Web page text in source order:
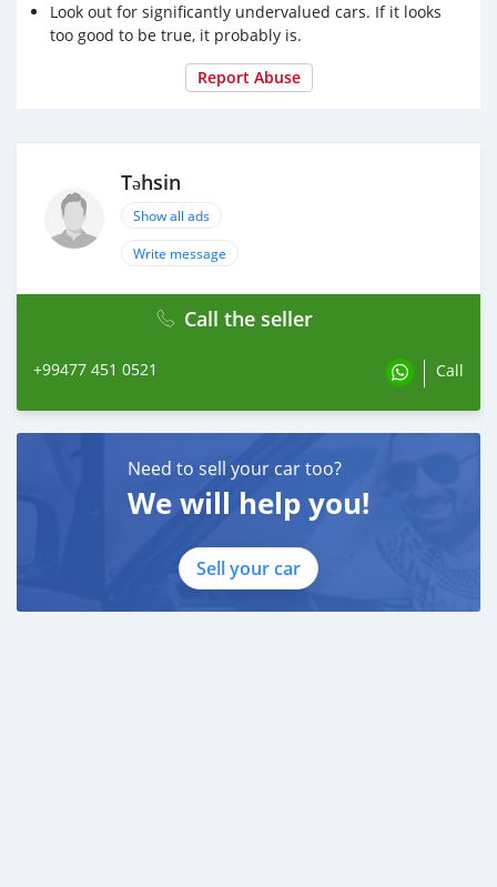
Salon təmiz və baxımlıdır
Əlavə xüsusiyyətlər:
Multimedia sistemi
Təcilli satılır. Real alıcıya cüzi endirim mümkündür
Əlaqə nömrəsi. 0774510521
Look out for significantly undervalued cars. If it looks
too good to be true, it probably is.
Report Abuse
Təhsin
Show all ads
Write message
Call the seller
+99477 451 0521 Call
Need to sell your car too?
We will help you!
Sell your car